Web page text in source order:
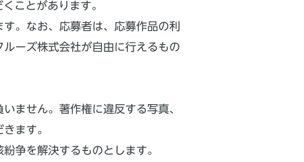
ことがあります。
。なお、応募者は、応募作品の利
ーズ株式会社が自由に行えるもの
ません。著作権に違反する写真、
ます。
争を解決するものとします。